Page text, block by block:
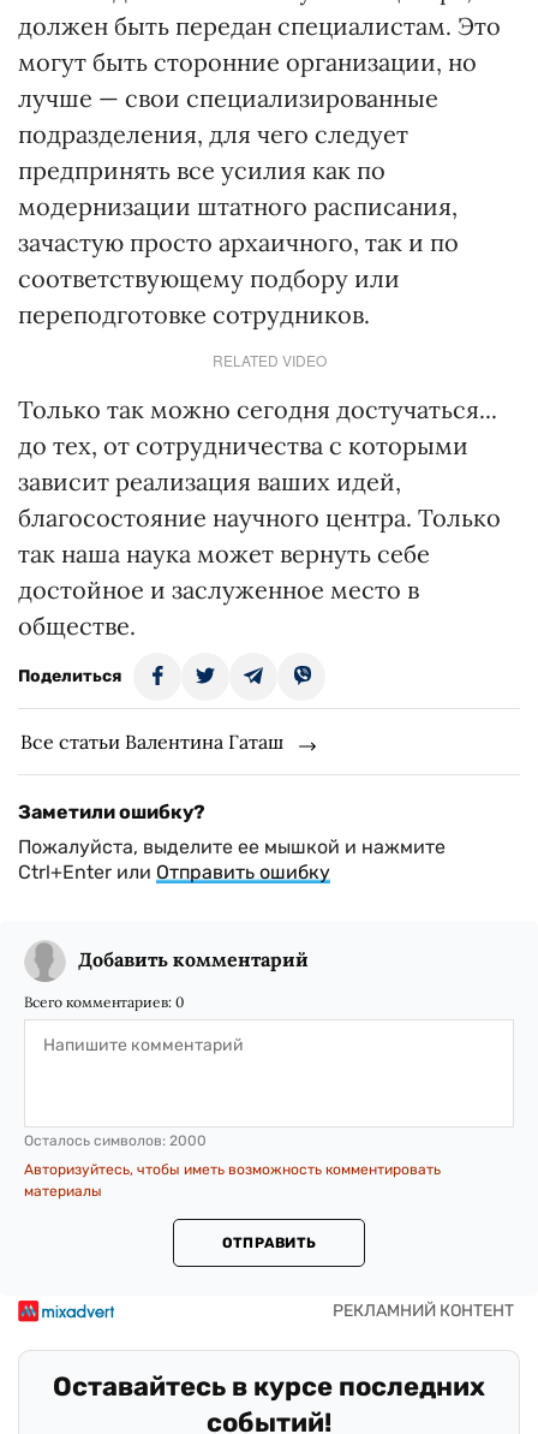
должен быть передан специалистам. Это
могут быть сторонние организации, но
лучше — свои специализированные
подразделения, для чего следует
предпринять все усилия как по
модернизации штатного расписания,
зачастую просто архаичного, так и по
соответствующему подбору или
переподготовке сотрудников.
RELATED VIDEO
Только так можно сегодня достучаться...
до тех, от сотрудничества с которыми
зависит реализация ваших идей,
благосостояние научного центра. Только
так наша наука может вернуть себе
достойное и заслуженное место в
обществе.
Поделиться
Все статьи Валентина Гаташ
Заметили ошибку?
Пожалуйста, выделите ее мышкой и нажмите
Ctrl+Enter или Отправить ошибку
Добавить комментарий
Всего комментариев: 0
Осталось символов: 2000
Авторизуйтесь, чтобы иметь возможность комментировать
материалы
ОТПРАВИТЬ
Оставайтесь в курсе последних
событий!